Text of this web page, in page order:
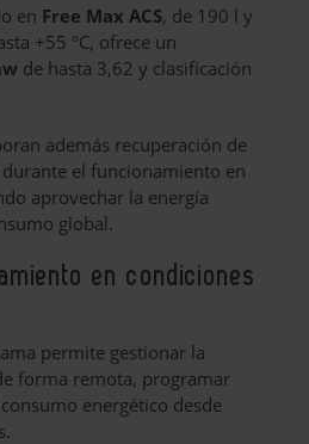
en Free Max ACS, de 190 l y
+55 °C, ofrece un
de hasta 3,62 y clasificación
además recuperación de
durante el funcionamiento en
aprovechar la energía
global.
en condiciones
permite gestionar la
forma remota, programar
energético desde